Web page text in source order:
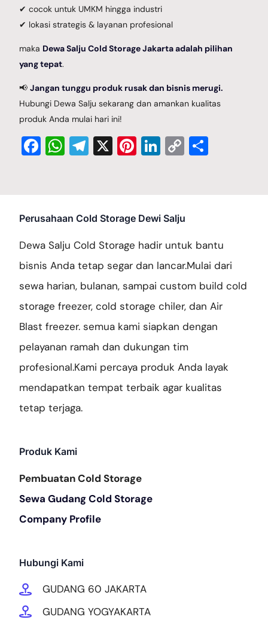
✔ cocok untuk UMKM hingga industri
✔ lokasi strategis & layanan profesional
maka Dewa Salju Cold Storage Jakarta adalah pilihan
yang tepat.
📢Jangan tunggu produk rusak dan bisnis merugi.
Hubungi Dewa Salju sekarang dan amankan kualitas
produk Anda mulai hari ini!
Facebook
WhatsApp
Telegram
X Pinterest
LinkedIn
Copy
Perusahaan Cold Storage Dewi Salju
Dewa Salju Cold Storage hadir untuk bantu
bisnis Anda tetap segar dan lancar.Mulai dari
sewa harian, bulanan, sampai custom build cold
storage freezer, cold storage chiler, dan Air
Blast freezer. semua kami siapkan dengan
pelayanan ramah dan dukungan tim
profesional.Kami percaya produk Anda layak
mendapatkan tempat terbaik agar kualitas
tetap terjaga.
Produk Kami
Pembuatan Cold Storage
Sewa Gudang Cold Storage
Company Profile
Hubungi Kami
GUDANG 60 JAKARTA
GUDANG YOGYAKARTA